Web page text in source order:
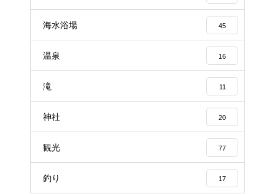
海水浴場 45
温泉 16
滝 11
神社 20
観光 77
釣り 17